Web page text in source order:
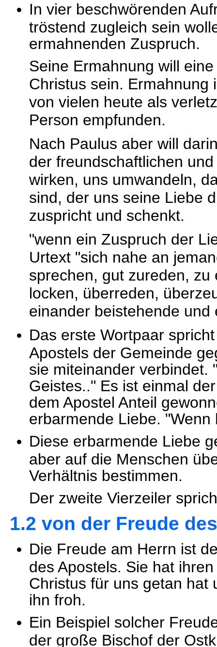
In vier beschwörenden
tröstend zugleich sein
ermahnenden Zuspruch.
Seine Ermahnung will
Christus sein. Ermahnung
von vielen heute als
Person empfunden.
Nach Paulus aber will
der freundschaftlichen
wirken, uns umwandeln,
sind, der uns seine Liebe
zuspricht und schenkt.
"wenn ein Zuspruch der
Urtext "sich nahe an
sprechen, gut zureden,
locken, überreden,
einander beistehende und
Das erste Wortpaar
Apostels der Gemeinde
sie miteinander verbindet.
Geistes.." Es ist einmal
dem Apostel Anteil
erbarmende Liebe.
Diese erbarmende Liebe
aber auf die Menschen
Verhältnis bestimmen.
Der zweite Vierzeiler
1.2 von der Freude
Die Freude am Herrn ist
des Apostels. Sie hat
Christus für uns getan hat
ihn froh.
Ein Beispiel solcher
der große Bischof der